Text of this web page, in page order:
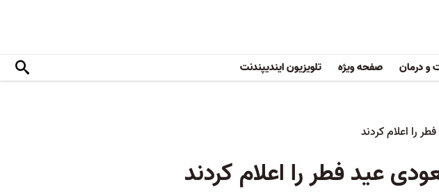
و درمان صفحه ویژه تلویزیون ایندیپندنت
را اعلام کردند
عید فطر را اعلام کردند